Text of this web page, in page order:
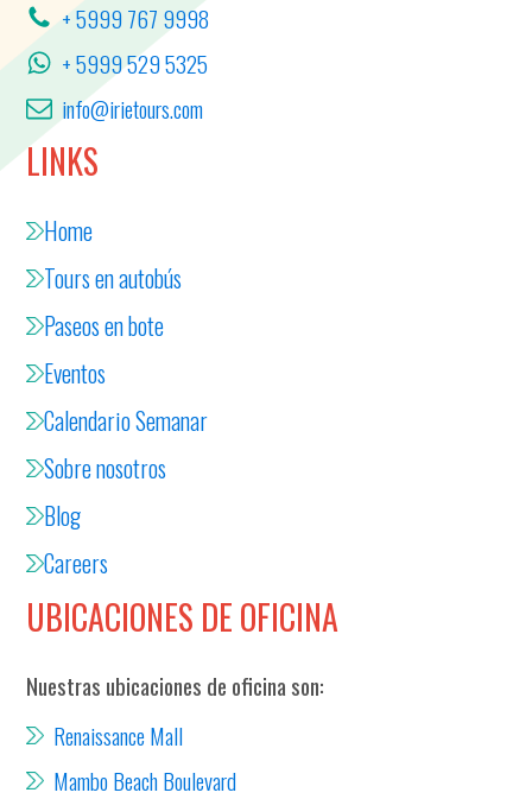
+ 5999 767 9998
+ 5999 529 5325
info@irietours.com
LINKS
Home
Tours en autobús
Paseos en bote
Eventos
Calendario Semanar
Sobre nosotros
Blog
Careers
UBICACIONES DE OFICINA
Nuestras ubicaciones de oficina son:
Renaissance Mall
Mambo Beach Boulevard